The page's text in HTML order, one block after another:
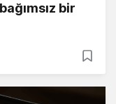
bir